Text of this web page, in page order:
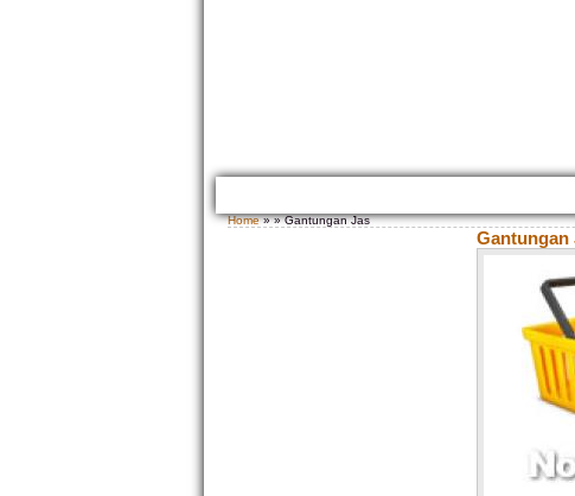
Home» » Gantungan Jas
Gantungan